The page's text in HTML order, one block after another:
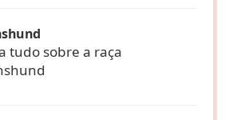
tudo sobre a raça